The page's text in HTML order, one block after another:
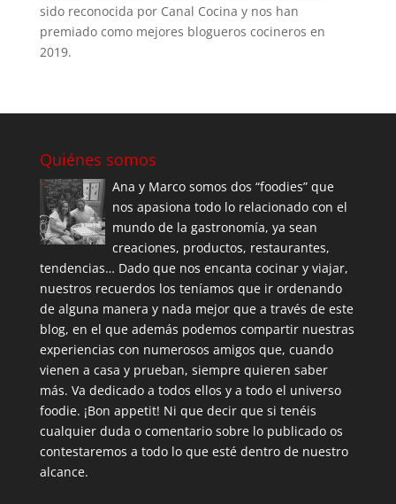
sido reconocida por Canal Cocina y nos han
premiado como mejores blogueros cocineros en
2019.
Quiénes somos
Ana y Marco somos dos “foodies” que
nos apasiona todo lo relacionado con el
mundo de la gastronomía, ya sean
creaciones, productos, restaurantes,
tendencias… Dado que nos encanta cocinar y viajar,
nuestros recuerdos los teníamos que ir ordenando
de alguna manera y nada mejor que a través de este
blog, en el que además podemos compartir nuestras
experiencias con numerosos amigos que, cuando
vienen a casa y prueban, siempre quieren saber
más. Va dedicado a todos ellos y a todo el universo
foodie. ¡Bon appetit! Ni que decir que si tenéis
cualquier duda o comentario sobre lo publicado os
contestaremos a todo lo que esté dentro de nuestro
alcance.